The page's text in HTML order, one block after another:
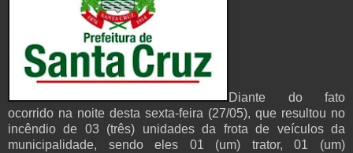
Diante do fato
ocorrido na noite desta sexta-feira (27/05), que resultou no
incêndio de 03 (três) unidades da frota de veículos da
municipalidade, sendo eles 01 (um) trator, 01 (um)